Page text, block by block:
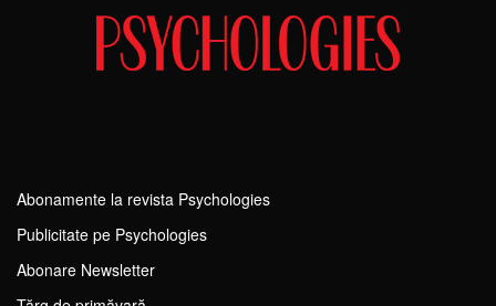
Abonamente la revista Psychologies
Publicitate pe Psychologies
Abonare Newsletter